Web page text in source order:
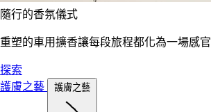
隨行的香氛儀式
重塑的車用擴香讓每段旅程都化為一場感官
探索
護膚之藝
護膚之藝